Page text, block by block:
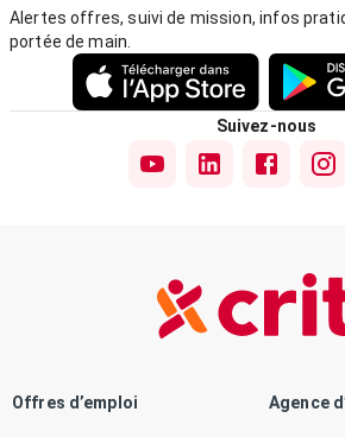
Alertes offres, suivi de mission, infos
portée de main.
Suivez-nous
Offres d’emploi Agence